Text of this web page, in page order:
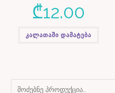
₾12.00
კალათაში დამატება